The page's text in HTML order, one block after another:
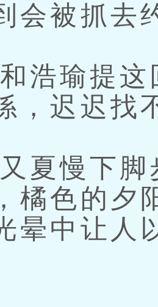
会被抓去
浩瑜提这
，迟迟找
夏慢下脚
橘色的夕
晕中让